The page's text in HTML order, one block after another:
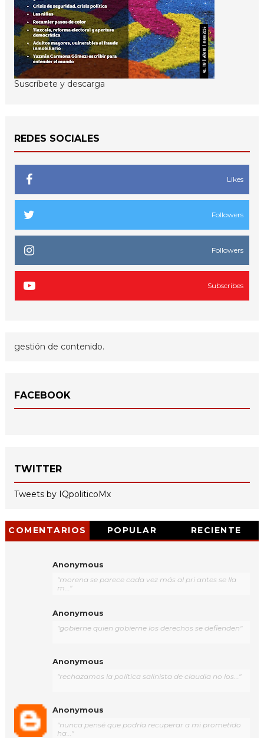
Suscríbete y descarga
REDES SOCIALES
Likes
Followers
Followers
Subscribes
gestión de contenido.
FACEBOOK
TWITTER
Tweets by IQpoliticoMx
COMENTARIOS POPULAR RECIENTE
Anonymous
"morena se parece cada vez más al pri antes se lla
m..."
Anonymous
"gobierne quien gobierne los derechos se defienden"
Anonymous
"rechazamos la política salinista de claudia no los..."
Anonymous
"nunca pensé que podría recuperar a mi prometido
ha..."